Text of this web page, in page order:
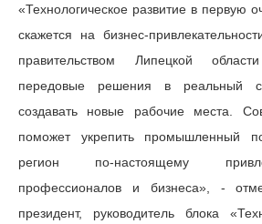
«Технологическое развитие в первую
скажется на бизнес-
правительством Липецкой
передовые решения в реальный
создавать новые рабочие места.
поможет укрепить промышленный
регион по-настоящему
профессионалов и бизнеса», -
президент, руководитель блока